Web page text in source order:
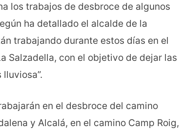
los trabajos de desbroce de algunos
ha detallado el alcalde de la
trabajando durante estos días en el
Salzadella, con el objetivo de dejar las
en el desbroce del camino
y Alcalá, en el camino Camp Roig,